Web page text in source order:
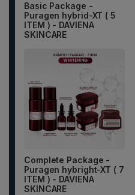
Basic Package -
Puragen hybrid-XT ( 5
ITEM ) - DAVIENA
SKINCARE
Complete Package -
Puragen hybright-XT ( 7
ITEM ) - DAVIENA
SKINCARE